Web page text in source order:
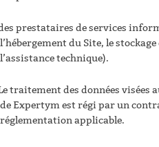
prestataires de services
l’hébergement du Site, le
l’assistance technique).
traitement des données
de Expertym est régi par un
réglementation applicable.